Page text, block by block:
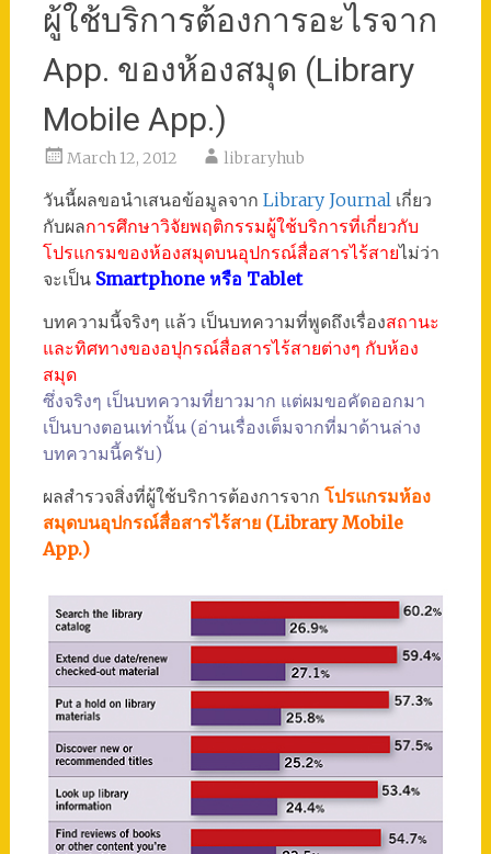
ผู้ใช้บริการต้องการอะไรจาก
App. ของห้องสมุด (Library
Mobile App.)
March 12, 2012 libraryhub
วันนี้ผลขอนำเสนอข้อมูลจาก Library Journal เกี่ยว
กับผลการศึกษาวิจัยพฤติกรรมผู้ใช้บริการที่เกี่ยวกับ
โปรแกรมของห้องสมุดบนอุปกรณ์สื่อสารไร้สายไม่ว่า
จะเป็น Smartphone หรือ Tablet
บทความนี้จริงๆ แล้ว เป็นบทความที่พูดถึงเรื่องสถานะ
และทิศทางของอปุกรณ์สื่อสารไร้สายต่างๆ กับห้อง
สมุด
ซึ่งจริงๆ เป็นบทความที่ยาวมาก แต่ผมขอคัดออกมา
เป็นบางตอนเท่านั้น (อ่านเรื่องเต็มจากที่มาด้านล่าง
บทความนี้ครับ)
ผลสำรวจสิ่งที่ผู้ใช้บริการต้องการจาก โปรแกรมห้อง
สมุดบนอุปกรณ์สื่อสารไร้สาย (Library Mobile
App.)